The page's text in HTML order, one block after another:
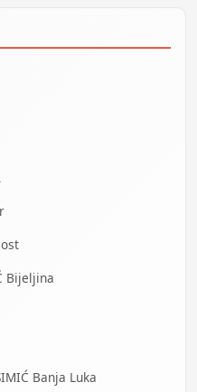
Bijeljina
Banja Luka